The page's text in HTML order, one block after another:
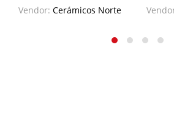
Vendor: Cerámicos Norte